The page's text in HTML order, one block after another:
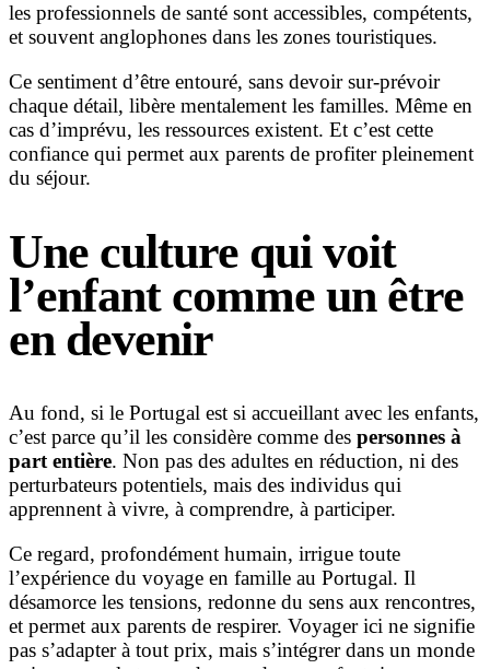
les professionnels de santé sont accessibles, compétents,
et souvent anglophones dans les zones touristiques.
Ce sentiment d’être entouré, sans devoir sur-prévoir
chaque détail, libère mentalement les familles. Même en
cas d’imprévu, les ressources existent. Et c’est cette
confiance qui permet aux parents de profiter pleinement
du séjour.
Une culture qui voit
l’enfant comme un être
en devenir
Au fond, si le Portugal est si accueillant avec les enfants,
c’est parce qu’il les considère comme des personnes à
part entière. Non pas des adultes en réduction, ni des
perturbateurs potentiels, mais des individus qui
apprennent à vivre, à comprendre, à participer.
Ce regard, profondément humain, irrigue toute
l’expérience du voyage en famille au Portugal. Il
désamorce les tensions, redonne du sens aux rencontres,
et permet aux parents de respirer. Voyager ici ne signifie
pas s’adapter à tout prix, mais s’intégrer dans un monde